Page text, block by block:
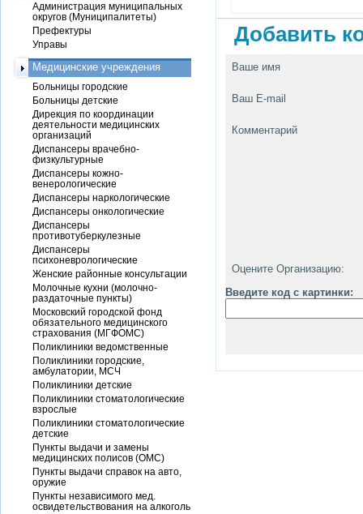
Добавить
Ваше имя
Ваш E-mail
Комментарий
Оцените Организацию:
Введите код с картинки:
Администрация муниципальных
округов (Муниципалитеты)
Префектуры
Управы
Медицинские учреждения
Больницы городские
Больницы детские
Дирекция по координации
деятельности медицинских
организаций
Диспансеры врачебно-
физкультурные
Диспансеры кожно-
венерологические
Диспансеры наркологические
Диспансеры онкологические
Диспансеры
противотуберкулезные
Диспансеры
психоневрологические
Женские районные консультации
Молочные кухни (молочно-
раздаточные пункты)
Московский городской фонд
обязательного медицинского
страхования (МГФОМС)
Поликлиники ведомственные
Поликлиники городские,
амбулатории, МСЧ
Поликлиники детские
Поликлиники стоматологические
взрослые
Поликлиники стоматологические
детские
Пункты выдачи и замены
медицинских полисов (ОМС)
Пункты выдачи справок на авто,
оружие
Пункты независимого мед.
освидетельствования на алкоголь